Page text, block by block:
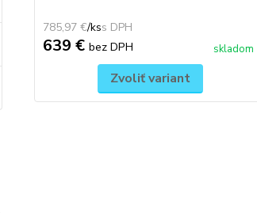
785,97 €/ks
639 € bez DPH skladom
Zvoliť variant